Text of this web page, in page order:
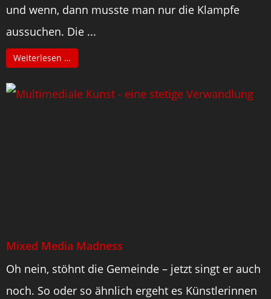
und wenn, dann musste man nur die Klampfe
aussuchen. Die ...
Weiterlesen …
Mixed Media Madness
Oh nein, stöhnt die Gemeinde – jetzt singt er auch
noch. So oder so ähnlich ergeht es Künstlerinnen